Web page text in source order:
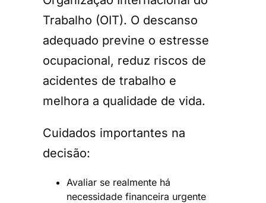
Trabalho (OIT). O descanso
adequado previne o estresse
ocupacional, reduz riscos de
acidentes de trabalho e
melhora a qualidade de vida.
Cuidados importantes na
decisão:
Avaliar se realmente há
necessidade financeira urgente